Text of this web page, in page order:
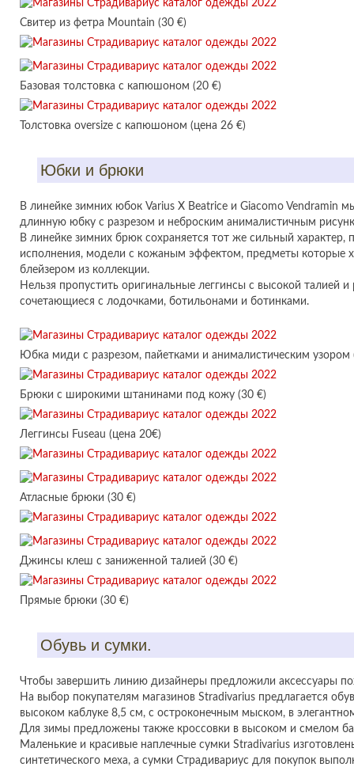
Свитер из фетра Mountain (30 €)
Базовая толстовка с капюшоном (20 €)
Толстовка oversize с капюшоном (цена 26 €)
Юбки и брюки
В линейке зимних юбок Varius X Beatrice и Giacomo Vendramin
длинную юбку с разрезом и неброским анималистичным
В линейке зимних брюк сохраняется тот же сильный
исполнения, модели с кожаным эффектом, предметы которые
блейзером из коллекции.
Нельзя пропустить оригинальные леггинсы с высокой талией и
сочетающиеся с лодочками, ботильонами и ботинками.
Юбка миди с разрезом, пайетками и анималистическим узором
Брюки с широкими штанинами под кожу (30 €)
Леггинсы Fuseau (цена 20€)
Атласные брюки (30 €)
Джинсы клеш с заниженной талией (30 €)
Прямые брюки (30 €)
Обувь и сумки.
Чтобы завершить линию дизайнеры предложили аксессуары
На выбор покупателям магазинов Stradivarius предлагается
высоком каблуке 8,5 см, с остроконечным мыском, в
Для зимы предложены также кроссовки в высоком и смелом
Маленькие и красивые наплечные сумки Stradivarius
синтетического меха, а сумки Страдивариус для покупок